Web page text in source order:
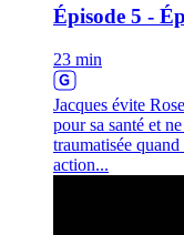
Épisode 5 -
23 min
Jacques évite
pour sa santé et
traumatisée
action...